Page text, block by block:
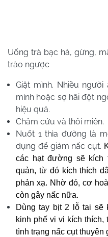
Uống trà bạc hà, gừng,
trào ngược
Giật mình. Nhiều
mình hoặc sợ hãi đột
hiệu quả.
Châm cứu và thôi miên.
Nuốt 1 thìa đường là
dụng để giảm nấc cụt.
các hạt đường sẽ kích
quản, từ đó kích thích
phản xạ. Nhờ đó, cơ
còn gây nấc nữa.
Dùng tay bịt 2 lỗ tai sẽ
kinh phế vị vị kích thích,
tình trạng nấc cụt thuyên